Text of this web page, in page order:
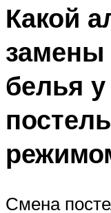
Какой
замены
белья
Смена